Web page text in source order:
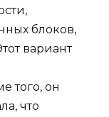
блоков,
вариант
того, он
что